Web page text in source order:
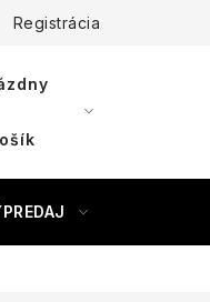
Registrácia